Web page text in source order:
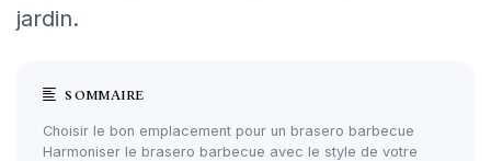
jardin.
SOMMAIRE
Choisir le bon emplacement pour un brasero barbecue
Harmoniser le brasero barbecue avec le style de votre